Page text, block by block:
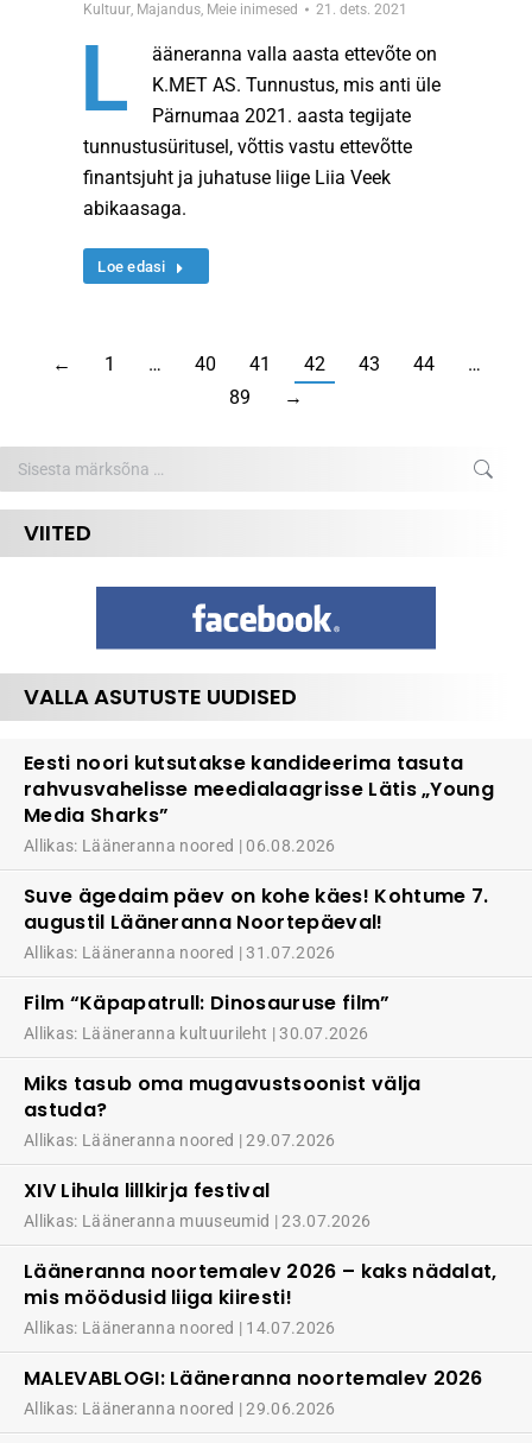
Kultuur, Majandus, Meie inimesed 21. dets. 2021
L
ääneranna valla aasta ettevõte on
K.MET AS. Tunnustus, mis anti üle
Pärnumaa 2021. aasta tegijate
tunnustusüritusel, võttis vastu ettevõtte
finantsjuht ja juhatuse liige Liia Veek
abikaasaga.
Loe edasi
← 1 … 40 41 42 43 44
…
89
→
VIITED
VALLA ASUTUSTE UUDISED
Eesti noori kutsutakse kandideerima tasuta
rahvusvahelisse meedialaagrisse Lätis „Young
Media Sharks”
Allikas: Lääneranna noored 06.08.2026
Suve ägedaim päev on kohe käes! Kohtume 7.
augustil Lääneranna Noortepäeval!
Allikas: Lääneranna noored 31.07.2026
Film “Käpapatrull: Dinosauruse film”
Allikas: Lääneranna kultuurileht 30.07.2026
Miks tasub oma mugavustsoonist välja
astuda?
Allikas: Lääneranna noored 29.07.2026
XIV Lihula lillkirja festival
Allikas: Lääneranna muuseumid 23.07.2026
Lääneranna noortemalev 2026 – kaks nädalat,
mis möödusid liiga kiiresti!
Allikas: Lääneranna noored 14.07.2026
MALEVABLOGI: Lääneranna noortemalev 2026
Allikas: Lääneranna noored 29.06.2026